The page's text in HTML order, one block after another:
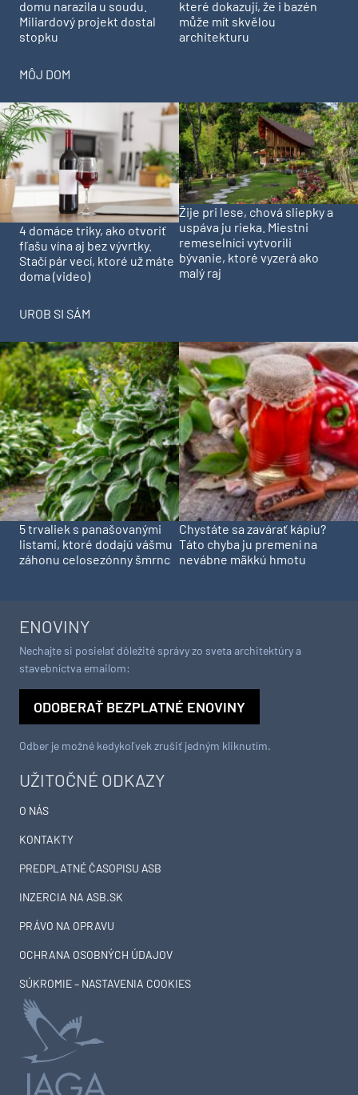
domu narazila u soudu.
Miliardový projekt dostal
stopku
které dokazují, že i bazén
může mít skvělou
architekturu
MÔJ DOM
4 domáce triky, ako otvoriť
fľašu vína aj bez vývrtky.
Stačí pár vecí, ktoré už máte
doma (video)
Žije pri lese, chová sliepky a
uspáva ju rieka. Miestni
remeselníci vytvorili
bývanie, ktoré vyzerá ako
malý raj
UROB SI SÁM
5 trvaliek s panašovanými
listami, ktoré dodajú vášmu
záhonu celosezónny šmrnc
Chystáte sa zavárať kápiu?
Táto chyba ju premení na
nevábne mäkkú hmotu
UŽITOČNÉ ODKAZY
O NÁS
KONTAKTY
PREDPLATNÉ ČASOPISU ASB
INZERCIA NA ASB.SK
PRÁVO NA OPRAVU
OCHRANA OSOBNÝCH ÚDAJOV
SÚKROMIE – NASTAVENIA COOKIES
ENOVINY
Nechajte si posielať dôležité správy zo sveta architektúry a
stavebníctva emailom:
ODOBERAŤ BEZPLATNÉ ENOVINY
Odber je možné kedykoľvek zrušiť jedným kliknutím.